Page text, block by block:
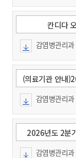
칸디다
감염병관리과
(의료기관 안내
감염병관리과
2026년도 2분
감염병관리과